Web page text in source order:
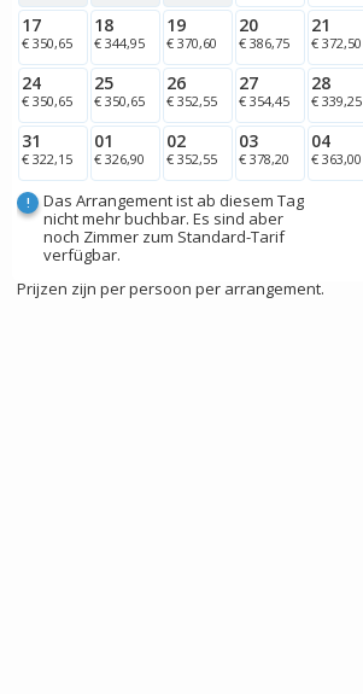
17
€ 350,65
18
€ 344,95
19
€ 370,60
20
€ 386,75
21
€ 372,50
24
€ 350,65
25
€ 350,65
26
€ 352,55
27
€ 354,45
28
€ 339,25
31
€ 322,15
01
€ 326,90
02
€ 352,55
03
€ 378,20
04
€ 363,00
!
Das Arrangement ist ab diesem Tag
nicht mehr buchbar. Es sind aber
noch Zimmer zum Standard-Tarif
verfügbar.
Prijzen zijn per persoon per arrangement.